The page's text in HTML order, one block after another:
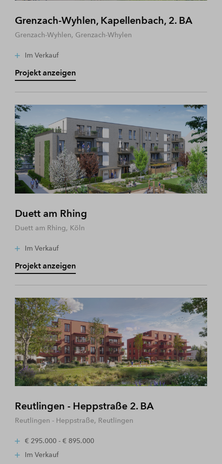
Grenzach-Wyhlen, Kapellenbach, 2. BA
Grenzach-Wyhlen, Grenzach-Whylen
Im Verkauf
Projekt anzeigen
Duett am Rhing
Duett am Rhing, Köln
Im Verkauf
Projekt anzeigen
Reutlingen - Heppstraße 2. BA
Reutlingen - Heppstraße, Reutlingen
€ 295.000 - € 895.000
Im Verkauf